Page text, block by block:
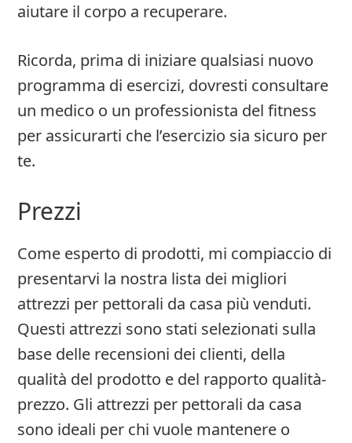
aiutare il corpo a recuperare.
Ricorda, prima di iniziare qualsiasi nuovo
programma di esercizi, dovresti consultare
un medico o un professionista del fitness
per assicurarti che l’esercizio sia sicuro per
te.
Prezzi
Come esperto di prodotti, mi compiaccio di
presentarvi la nostra lista dei migliori
attrezzi per pettorali da casa più venduti.
Questi attrezzi sono stati selezionati sulla
base delle recensioni dei clienti, della
qualità del prodotto e del rapporto qualità-
prezzo. Gli attrezzi per pettorali da casa
sono ideali per chi vuole mantenere o